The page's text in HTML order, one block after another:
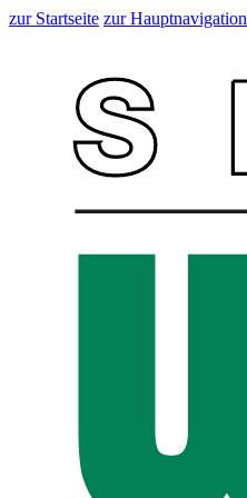
zur Startseite zur Hauptnavigation